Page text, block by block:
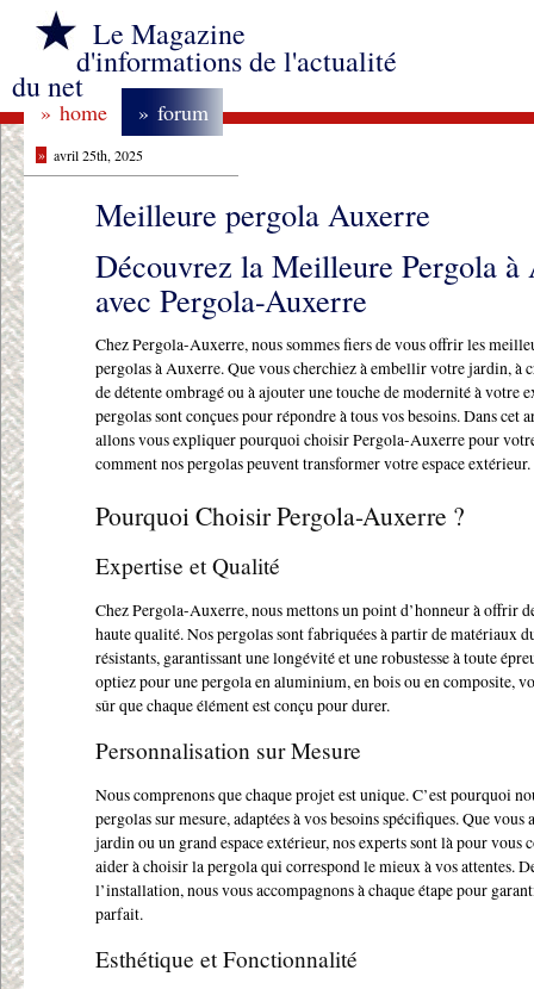
Le Magazine
d'informations de l'actualité
du net
» home » forum
» avril 25th, 2025
Meilleure pergola Auxerre
Découvrez la Meilleure Pergola à
avec Pergola-Auxerre
Chez Pergola-Auxerre, nous sommes fiers de vous offrir les
pergolas à Auxerre. Que vous cherchiez à embellir votre jardin, à
de détente ombragé ou à ajouter une touche de modernité à votre
pergolas sont conçues pour répondre à tous vos besoins. Dans cet
allons vous expliquer pourquoi choisir Pergola-Auxerre pour
comment nos pergolas peuvent transformer votre espace extérieur.
Pourquoi Choisir Pergola-Auxerre ?
Expertise et Qualité
Chez Pergola-Auxerre, nous mettons un point d’honneur à offrir
haute qualité. Nos pergolas sont fabriquées à partir de matériaux
résistants, garantissant une longévité et une robustesse à toute
optiez pour une pergola en aluminium, en bois ou en composite,
sûr que chaque élément est conçu pour durer.
Personnalisation sur Mesure
Nous comprenons que chaque projet est unique. C’est pourquoi
pergolas sur mesure, adaptées à vos besoins spécifiques. Que vous
jardin ou un grand espace extérieur, nos experts sont là pour vous
aider à choisir la pergola qui correspond le mieux à vos attentes.
l’installation, nous vous accompagnons à chaque étape pour
parfait.
Esthétique et Fonctionnalité